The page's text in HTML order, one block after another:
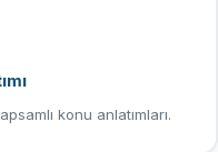
konu anlatımları.